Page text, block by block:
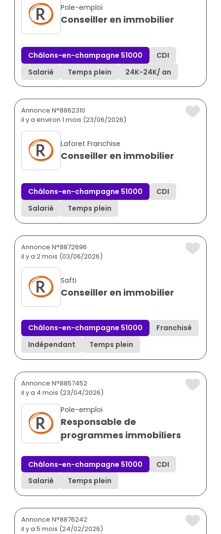
Pole-emploi
Conseiller en immobilier
Châlons-en-champagne 51000
CDI
Salarié
Temps plein 24K-24K/ an
Annonce N°8862310
il y a environ 1 mois (23/06/2026)
Laforet Franchise
Conseiller en immobilier
Châlons-en-champagne 51000
CDI
Salarié
Temps plein
Annonce N°8872696
il y a 2 mois (03/06/2026)
Safti
Conseiller en immobilier
Châlons-en-champagne 51000
Franchisé
Indépendant
Temps plein
Annonce N°8857452
il y a 4 mois (23/04/2026)
Pole-emploi
Responsable de
programmes immobiliers
Châlons-en-champagne 51000
CDI
Salarié
Temps plein
Annonce N°8876242
il y a 5 mois (24/02/2026)